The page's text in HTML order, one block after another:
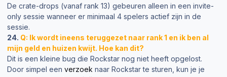
De crate-drops (vanaf rank 13) gebeuren alleen in een invite-
only sessie wanneer er minimaal 4 spelers actief zijn in de
sessie.
24. Q: Ik wordt ineens teruggezet naar rank 1 en ik ben al
mijn geld en huizen kwijt. Hoe kan dit?
Dit is een kleine bug die Rockstar nog niet heeft opgelost.
Door simpel een verzoek naar Rockstar te sturen, kun je je